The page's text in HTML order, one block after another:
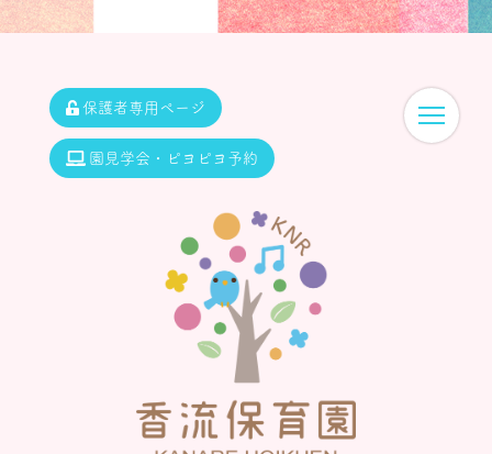
保護者専用ページ
園見学会・ピヨピヨ予約